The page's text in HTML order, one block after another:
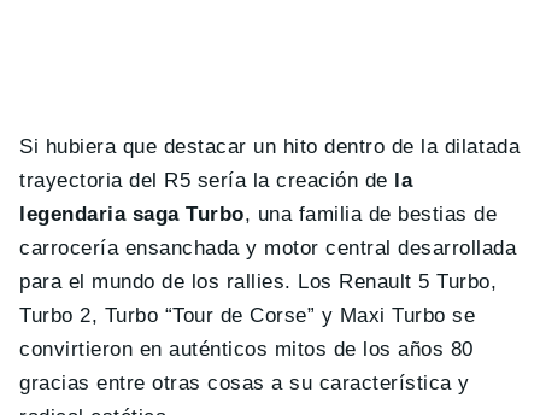
Si hubiera que destacar un hito dentro de la dilatada
trayectoria del R5 sería la creación de la
legendaria saga Turbo, una familia de bestias de
carrocería ensanchada y motor central desarrollada
para el mundo de los rallies. Los Renault 5 Turbo,
Turbo 2, Turbo “Tour de Corse” y Maxi Turbo se
convirtieron en auténticos mitos de los años 80
gracias entre otras cosas a su característica y